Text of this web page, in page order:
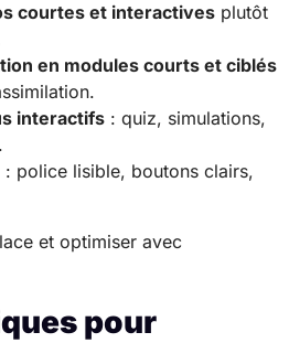
courtes et interactives plutôt
en modules courts et ciblés
interactifs : quiz, simulations,
: police lisible, boutons clairs,
et optimiser avec
pour